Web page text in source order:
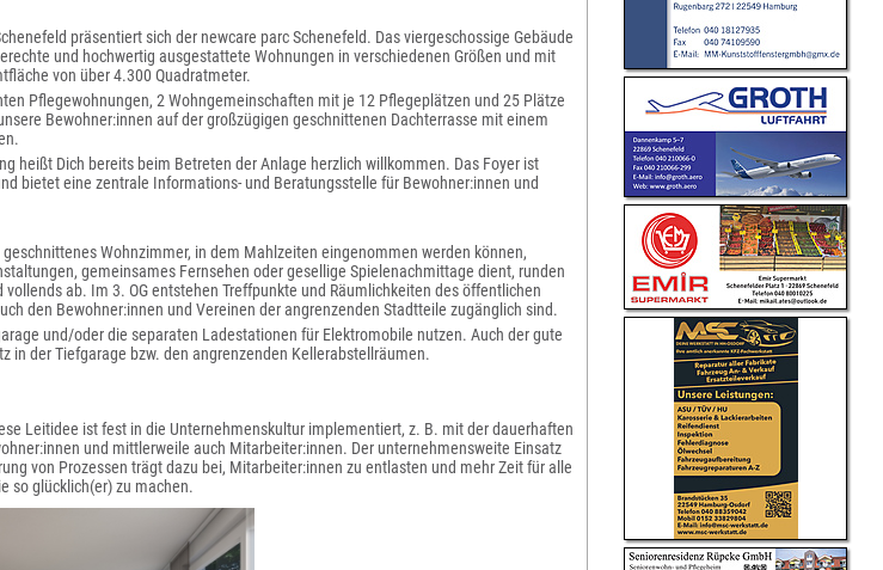
präsentiert sich der newcare parc Schenefeld. Das viergeschossige Gebäude
und hochwertig ausgestattete Wohnungen in verschiedenen Größen und mit
von über 4.300 Quadratmeter.
Pflegewohnungen, 2 Wohngemeinschaften mit je 12 Pflegeplätzen und 25 Plätze
Bewohner:innen auf der großzügigen geschnittenen Dachterrasse mit einem
heißt Dich bereits beim Betreten der Anlage herzlich willkommen. Das Foyer ist
bietet eine zentrale Informations- und Beratungsstelle für Bewohner:innen und
Wohnzimmer, in dem Mahlzeiten eingenommen werden können,
gemeinsames Fernsehen oder gesellige Spielenachmittage dient, runden
ab. Im 3. OG entstehen Treffpunkte und Räumlichkeiten des öffentlichen
den Bewohner:innen und Vereinen der angrenzenden Stadtteile zugänglich sind.
und/oder die separaten Ladestationen für Elektromobile nutzen. Auch der gute
in der Tiefgarage bzw. den angrenzenden Kellerabstellräumen.
Leitidee ist fest in die Unternehmenskultur implementiert, z. B. mit der dauerhaften
und mittlerweile auch Mitarbeiter:innen. Der unternehmensweite Einsatz
von Prozessen trägt dazu bei, Mitarbeiter:innen zu entlasten und mehr Zeit für alle
so glücklich(er) zu machen.